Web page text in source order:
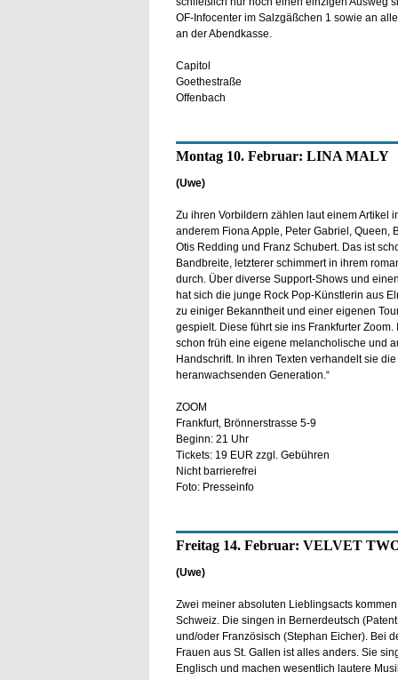
OF-Infocenter im Salzgäßchen 1 sowie an
an der Abendkasse.
Capitol
Goethestraße
Offenbach
Montag 10. Februar: LINA MALY
(Uwe)
Zu ihren Vorbildern zählen laut einem Artikel
anderem Fiona Apple, Peter Gabriel, Queen,
Otis Redding und Franz Schubert. Das ist
Bandbreite, letzterer schimmert in ihrem
durch. Über diverse Support-Shows und
hat sich die junge Rock Pop-Künstlerin aus
zu einiger Bekanntheit und einer eigenen
gespielt. Diese führt sie ins Frankfurter Zoom.
schon früh eine eigene melancholische und
Handschrift. In ihren Texten verhandelt sie
heranwachsenden Generation.“
ZOOM
Frankfurt, Brönnerstrasse 5-9
Beginn: 21 Uhr
Tickets: 19 EUR zzgl. Gebühren
Nicht barrierefrei
Foto: Presseinfo
Freitag 14. Februar: VELVET
(Uwe)
Zwei meiner absoluten Lieblingsacts
Schweiz. Die singen in Bernerdeutsch
und/oder Französisch (Stephan Eicher). Bei
Frauen aus St. Gallen ist alles anders. Sie
Englisch und machen wesentlich lautere